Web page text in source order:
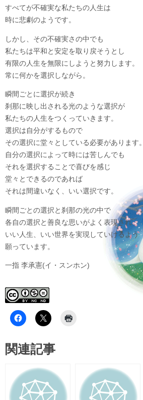
すべてが不確実な私たちの人生は
時に悲劇のようです。
しかし、その不確実さの中でも
私たちは平和と安定を取り戻そうとし
有限の人生を無限にしようと努力します。
常に何かを選択しながら。
瞬間ごとに選択が続き
刹那に映し出される光のような選択が
私たちの人生をつくっていきます。
選択は自分がするもので
その選択に堂々としている必要があります。
自分の選択によって時には苦しんでも
それを選択することで喜びを感じ
堂々とできるのであれば
それは間違いなく、いい選択です。
瞬間ごとの選択と刹那の光の中で
各自の選択と善良な思いがよく表現され
いい人生、いい世界を実現していけるよう
願っています。
一指 李承憲(イ・スンホン)
関連記事